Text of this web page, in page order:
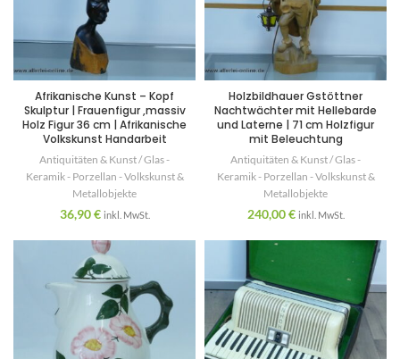
Afrikanische Kunst – Kopf
Skulptur | Frauenfigur ,massiv
Holz Figur 36 cm | Afrikanische
Volkskunst Handarbeit
Antiquitäten & Kunst / Glas -
Keramik - Porzellan - Volkskunst &
Metallobjekte
36,90€ inkl. MwSt.
Holzbildhauer Gstöttner
Nachtwächter mit Hellebarde
und Laterne | 71 cm Holzfigur
mit Beleuchtung
Antiquitäten & Kunst / Glas -
Keramik - Porzellan - Volkskunst &
Metallobjekte
240,00€ inkl. MwSt.